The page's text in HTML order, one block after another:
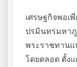
เศรษฐกิจพอเ
ปรมินทรมหา
พระราชทานแ
โดยตลอด ตั้ง